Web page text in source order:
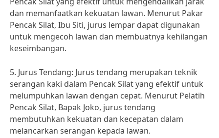
dan memanfaatkan kekuatan lawan. Menurut Pakar
Pencak Silat, Ibu Siti, jurus lempar dapat digunakan
untuk mengecoh lawan dan membuatnya kehilangan
keseimbangan.
5. Jurus Tendang: Jurus tendang merupakan teknik
serangan kaki dalam Pencak Silat yang efektif untuk
melumpuhkan lawan dengan cepat. Menurut Pelatih
Pencak Silat, Bapak Joko, jurus tendang
membutuhkan kekuatan dan kecepatan dalam
melancarkan serangan kepada lawan.